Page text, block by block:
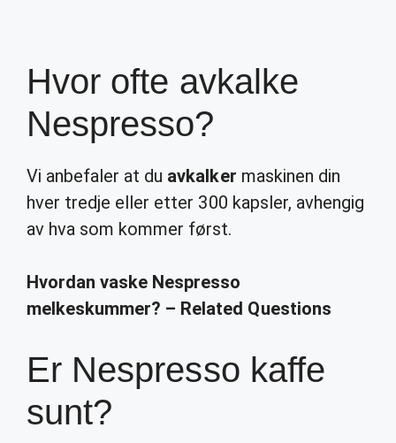
Hvor ofte avkalke
Nespresso?
Vi anbefaler at du avkalker maskinen din
hver tredje eller etter 300 kapsler, avhengig
av hva som kommer først.
Hvordan vaske Nespresso
melkeskummer? – Related Questions
Er Nespresso kaffe
sunt?